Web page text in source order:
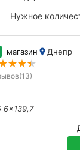
Нужное
магазин Днепр
(13)
6x139,7